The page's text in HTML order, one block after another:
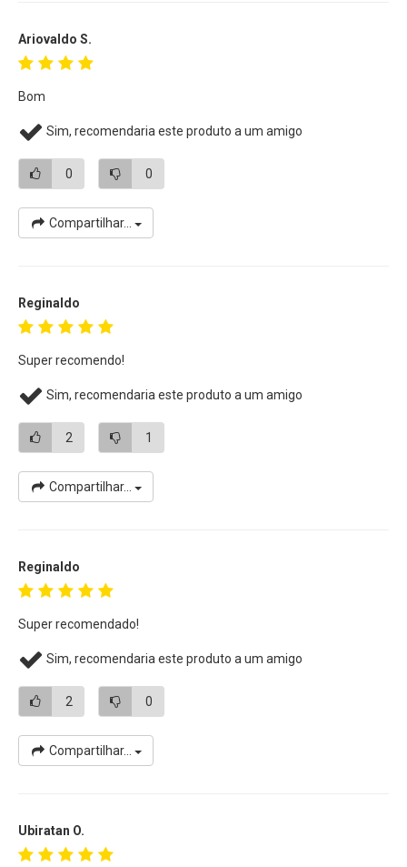
Ariovaldo S.
Bom
Sim, recomendaria este produto a um amigo
0 0
Compartilhar...
Reginaldo
Super recomendo!
Sim, recomendaria este produto a um amigo
2 1
Compartilhar...
Reginaldo
Super recomendado!
Sim, recomendaria este produto a um amigo
2 0
Compartilhar...
Ubiratan O.